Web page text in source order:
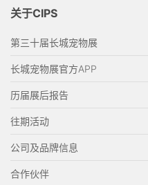
关于CIPS
第三十届长城宠物展
长城宠物展官方APP
历届展后报告
往期活动
公司及品牌信息
合作伙伴